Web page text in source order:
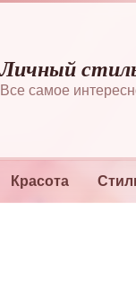
Личный
Все самое
Красота